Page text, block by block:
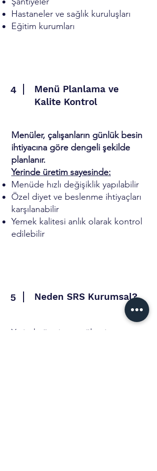
Hastaneler ve sağlık kuruluşları
Eğitim kurumları
4
Menü Planlama ve
Kalite Kontrol
Menüler, çalışanların günlük besin
ihtiyacına göre dengeli şekilde
planlanır.
Yerinde üretim sayesinde:
Menüde hızlı değişiklik yapılabilir
Özel diyet ve beslenme ihtiyaçları
karşılanabilir
Yemek kalitesi anlık olarak kontrol
edilebilir
5 Neden SRS Kurumsal?
Yerinde üretim tecrübesi